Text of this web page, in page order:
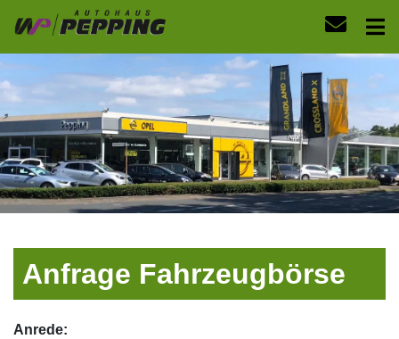
Anfrage Fahrzeugbörse
Anrede: